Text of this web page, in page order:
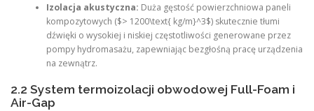
Izolacja akustyczna: Duża gęstość powierzchniowa paneli
kompozytowych ($> 1200\text{ kg/m}^3$) skutecznie tłumi
dźwięki o wysokiej i niskiej częstotliwości generowane przez
pompy hydromasażu, zapewniając bezgłośną pracę urządzenia
na zewnątrz.
2.2 System termoizolacji obwodowej Full-Foam i
Air-Gap